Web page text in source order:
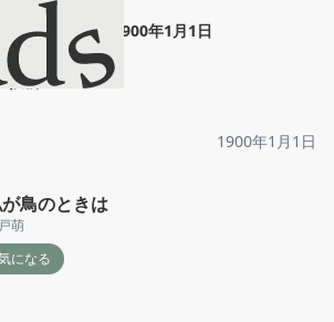
が鳥のときは 1900年1月1日
投稿
1900年1月1日
鳥のときは
萌
になる